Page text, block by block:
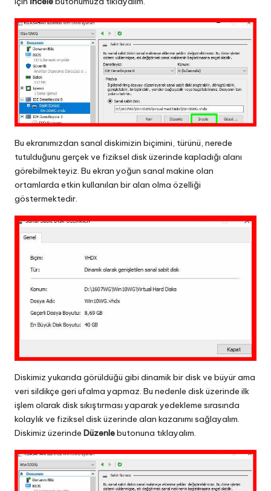
Bu ekranımızdan sanal diskimizin biçimini, türünü, nerede
tutulduğunu gerçek ve fiziksel disk üzerinde kapladığı alanı
görebilmekteyiz. Bu ekran yoğun sanal makine olan
ortamlarda etkin kullanılan bir alan olma özelliği
göstermektedir.
Diskimiz yukarıda görüldüğü gibi dinamik bir disk ve büyür ama
veri sildikçe geri ufalma yapmaz. Bu nedenle disk üzerinde ilk
işlem olarak disk sıkıştırması yaparak yedekleme sırasında
kolaylık ve fiziksel disk üzerinde alan kazanımı sağlayalım.
Diskimiz üzerinde Düzenlebutonuna tıklayalım.